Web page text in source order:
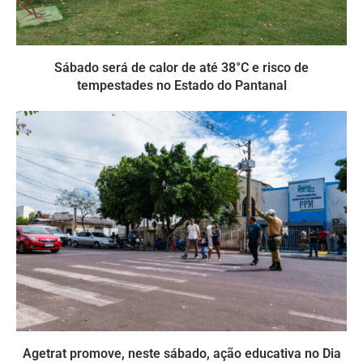
Sábado será de calor de até 38°C e risco de
tempestades no Estado do Pantanal
Agetrat promove, neste sábado, ação educativa no Dia